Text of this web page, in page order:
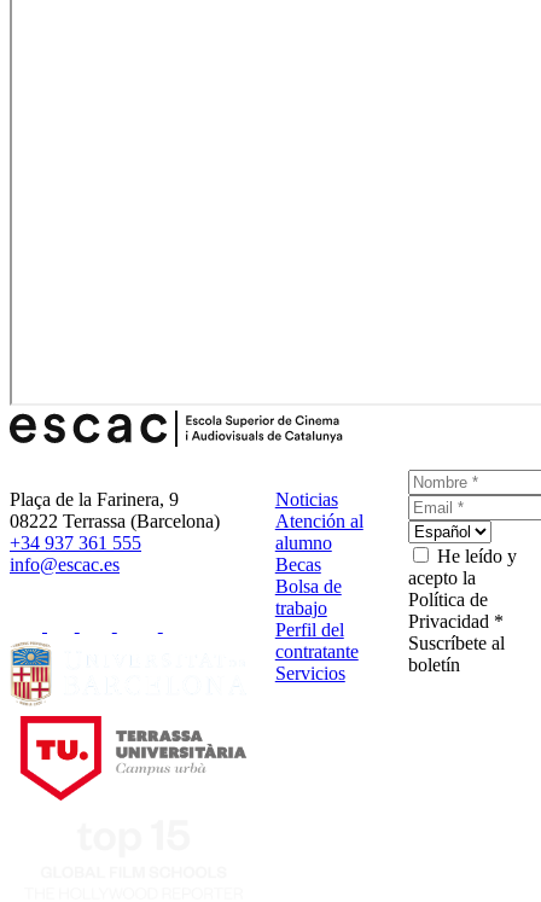
Plaça de la Farinera, 9
08222 Terrassa (Barcelona)
+34 937 361 555
info@escac.es
Noticias
Atención al
alumno
Becas
Bolsa de
trabajo
Perfil del
contratante
Servicios
He leído y
acepto la
Política de
Privacidad *
Suscríbete al
boletín